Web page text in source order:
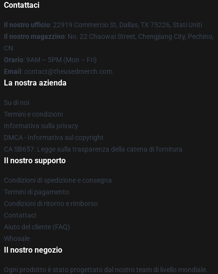
Contattaci
Il nostro ufficio: 22919 Commercio St, Dallas, TX 75226, Stati Uniti
Il nostro magazzino: No. 22 Chaowai Street, Chengjiang City, Pechino,
CN
Orario: 9AM – 5PM (Mon – Fri)
Email : contact@theusedmerch.com
La nostra azienda
Su di noi
Termini e condizioni
Informativa sulla privacy
DMCA - Informativa sul copyright
CA SB657: Legge sulla trasparenza della catena di fornitura
Il nostro supporto
Condizioni di spedizione e consegna
Termini di pagamento
Condizioni di ritorno e rimborso
Contattaci
Aiuto del cliente (FAQ)
Whosale
Il nostro negozio
Ogni prodotto è stato progettato dal nostro team di livello mondiale.